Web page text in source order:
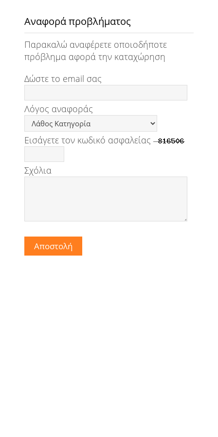
Αναφορά προβλήματος
Παρακαλώ αναφέρετε οποιοδήποτε
πρόβλημα αφορά την καταχώρηση
Δώστε το email σας
Λόγος αναφοράς
Εισάγετε τον κωδικό ασφαλείας
Σχόλια